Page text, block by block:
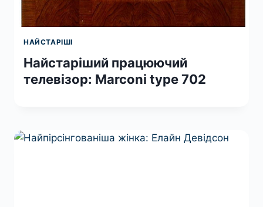
НАЙСТАРІШІ
Найстаріший працюючий
телевізор: Marconi type 702